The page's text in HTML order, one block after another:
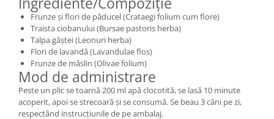
Frunze și flori de păducel (Crataegi folium cum flore)
Traista ciobanului (Bursae pastoris herba)
Talpa gâștei (Leonuri herba)
Flori de lavandă (Lavandulae flos)
Frunze de măslin (Olivae folium)
Mod de administrare
Peste un plic se toarnă 200 ml apă clocotită, se lasă 10 minute
acoperit, apoi se strecoară și se consumă. Se beau 3 căni pe zi,
respectând instrucțiunile de pe ambalaj.